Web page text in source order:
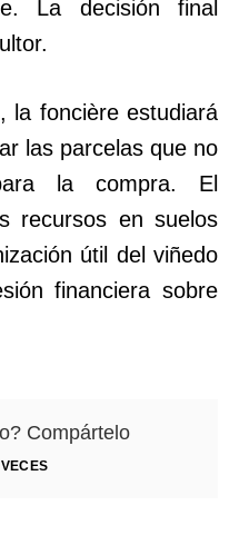
La decisión final
la foncière estudiará
las parcelas que no
la compra. El
recursos en suelos
útil del viñedo
financiera sobre
Compártelo
VECES